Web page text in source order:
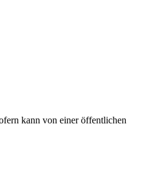
kann von einer öffentlichen